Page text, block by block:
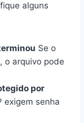
alguns
Se o
o arquivo pode
por
exigem senha